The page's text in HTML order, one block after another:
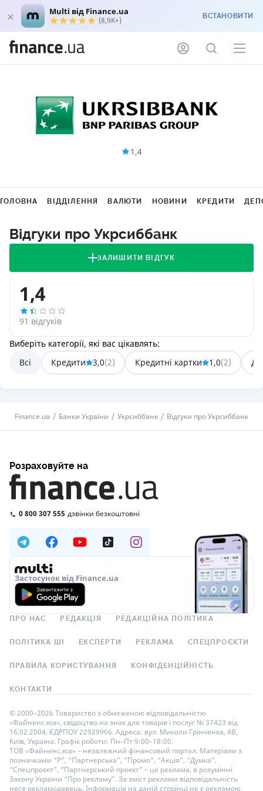
Multi від Finance.ua
(8,9K+) ВСТАНОВИТИ
1,4
ГОЛОВНА ВІДДІЛЕННЯ ВАЛЮТИ НОВИНИ КРЕДИТИ
Відгуки про Укрсиббанк
ЗАЛИШИТИ ВІДГУК
1,4
91 відгуків
Виберіть категорії, які вас цікавлять:
Всі
Кредити 3,0(2) Кредитні картки 1,0(2)
Finance.ua Банки України Укрсиббанк Відгуки про Укрсиббанк
Розраховуйте на
0 800 307 555 дзвінки безкоштовні
Застосунок від Finance.ua
ПРО НАС РЕДАКЦІЯ РЕДАКЦІЙНА ПОЛІТИКА
ПОЛІТИКА ШІ ЕКСПЕРТИ РЕКЛАМА СПЕЦПРОЄКТИ
ПРАВИЛА КОРИСТУВАННЯ КОНФІДЕНЦІЙНІСТЬ
КОНТАКТИ
© 2000–2026 Товариство з обмеженою відповідальністю
«Файненс.юа», свідоцтво на знак для товарів і послуг № 37423 від
16.02.2004, ЄДРПОУ 22929966. Адреса: вул. Миколи Грінченка, 4В,
Київ, Україна. Графік роботи: Пн–Пт 9:00–18:00.
ТОВ «Файненс.юа» – незалежний фінансовий портал. Матеріали з
позначками “Р”, “Партнерська”, “Промо”, “Акція”, “Думка”,
“Спецпроєкт”, “Партнерський проєкт” – це реклама, в розумінні
Закону України “Про рекламу”. За зміст реклами відповідальність
несе рекламодавець. Інформація на даній сторінці не є рекламою